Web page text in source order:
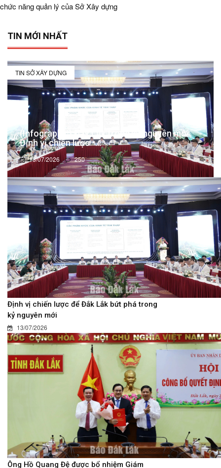
chức năng quản lý của Sở Xây dựng
TIN MỚI NHẤT
TIN SỞ XÂY DỰNG
(Infographic) Đắk Lắk trong kỷ nguyên mới:
Định vị chiến lược -...
13/07/2026 250
Định vị chiến lược để Đắk Lắk bứt phá trong
kỷ nguyên mới
13/07/2026
Ông Hồ Quang Đệ được bổ nhiệm Giám